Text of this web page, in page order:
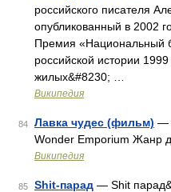
российского писателя
опубликованный в 2002
Премия «Национальный
российской истории
жилых&#8230; …
Википедия
84 Лавка чудес (фильм) —
Wonder Emporium Жанр
Википедия
85 Shit-парад — Shit